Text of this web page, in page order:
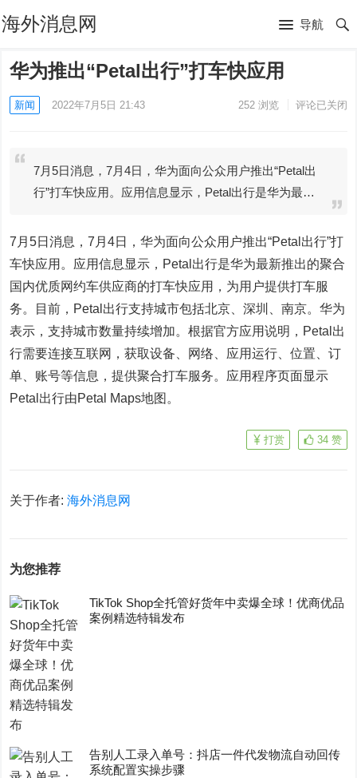
海外消息网 导航
华为推出“Petal出行”打车快应用
新闻 2022年7月5日 21:43 252浏览 评论已关闭
7月5日消息，7月4日，华为面向公众用户推出“Petal出
行”打车快应用。应用信息显示，Petal出行是华为最…
7月5日消息，7月4日，华为面向公众用户推出“Petal出行”打
车快应用。应用信息显示，Petal出行是华为最新推出的聚合
国内优质网约车供应商的打车快应用，为用户提供打车服
务。目前，Petal出行支持城市包括北京、深圳、南京。华为
表示，支持城市数量持续增加。根据官方应用说明，Petal出
行需要连接互联网，获取设备、网络、应用运行、位置、订
单、账号等信息，提供聚合打车服务。应用程序页面显示
Petal出行由Petal Maps地图。
34 赞
打赏
关于作者:海外消息网
为您推荐
TikTok Shop全托管好货年中卖爆全球！优商优品
案例精选特辑发布
告别人工录入单号：抖店一件代发物流自动回传
系统配置实操步骤